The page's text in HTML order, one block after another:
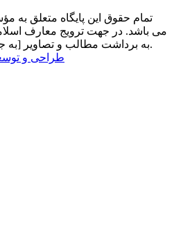
تمام حقوق این پایگاه متعلق
می باشد. در جهت ترویج معارف
به برداشت مطالب و تصاویر [به جز مصارف تجاری] وجود ندارد.